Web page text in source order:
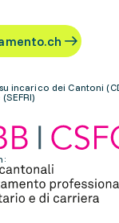
incarico dei Cantoni